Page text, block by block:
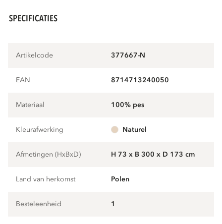
SPECIFICATIES
Artikelcode 377667-N
EAN 8714713240050
Materiaal 100% pes
Kleurafwerking naturel
Afmetingen (HxBxD) H 73 x B 300 x D 173 cm
Land van herkomst Polen
Besteleenheid 1